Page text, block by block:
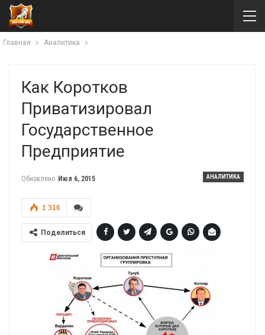
Главная Аналитика
Как Коротков
Приватизировал
Государственное
Предприятие
АНАЛИТИКА
Обновлено Июл 6, 2015
1 316
Поделиться